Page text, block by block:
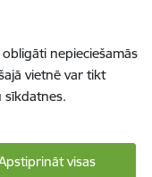
nepieciešamās
vietnē var tikt
sīkdatnes.
visas